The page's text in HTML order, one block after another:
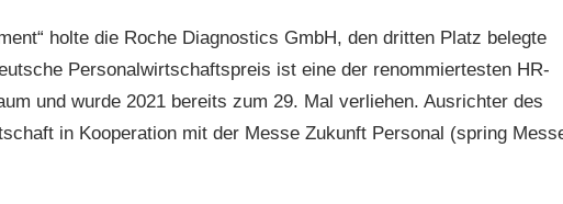
holte die Roche Diagnostics GmbH, den dritten Platz belegte
Personalwirtschaftspreis ist eine der renommiertesten HR-
und wurde 2021 bereits zum 29. Mal verliehen. Ausrichter des
in Kooperation mit der Messe Zukunft Personal (spring